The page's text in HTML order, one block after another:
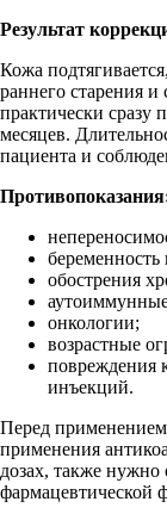
Результат
Кожа
раннего старения
практически сразу
месяцев.
пациента и
обострения
онкологии;
возрастные
повреждения
инъекций.
Перед применением
применения
дозах, также
фармацевтической